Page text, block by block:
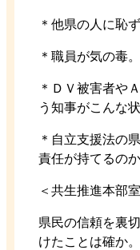
＊他県の人に恥
＊職員が気の毒
＊ＤＶ被害者や
う知事がこんな
＊自立支援法の
責任が持てるのか
＜共生推進本部
県民の信頼を裏
けたことは確か